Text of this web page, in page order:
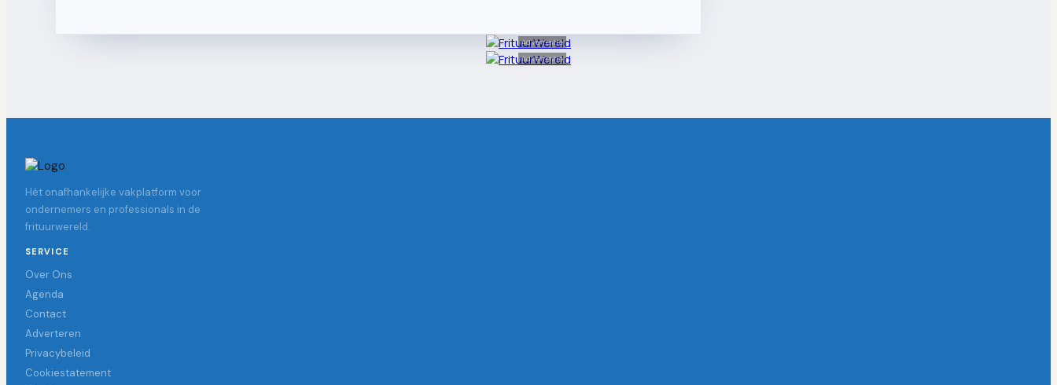
Advertentie
Advertentie
Hét onafhankelijke vakplatform voor
ondernemers en professionals in de
frituurwereld.
SERVICE
Over Ons
Agenda
Contact
Adverteren
Privacybeleid
Cookiestatement